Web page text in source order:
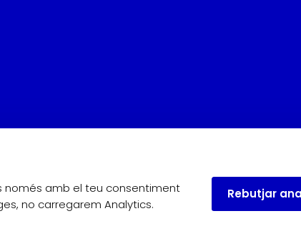
només amb el teu consentiment
no carregarem Analytics.
Rebutjar